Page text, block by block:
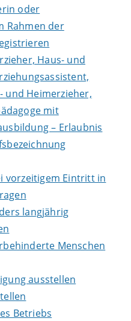
oder
Rahmen der
Haus- und
und Heimerzieher,
mit
– Erlaubnis
vorzeitigem Eintritt in
langjährig
Menschen
ausstellen
Betriebs